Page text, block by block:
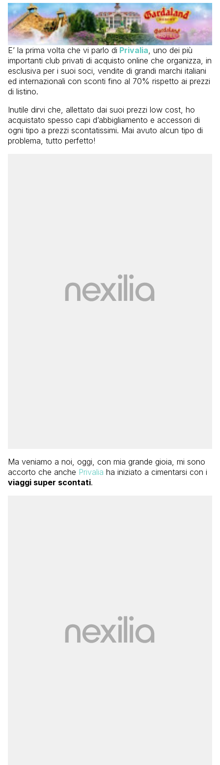
E’ la prima volta che vi parlo di Privalia , uno dei più
importanti club privati di acquisto online che organizza, in
esclusiva per i suoi soci, vendite di grandi marchi italiani
ed internazionali con sconti fino al 70% rispetto ai prezzi
di listino.
Inutile dirvi che, allettato dai suoi prezzi low cost, ho
acquistato spesso capi d’abbigliamento e accessori di
ogni tipo a prezzi scontatissimi. Mai avuto alcun tipo di
problema, tutto perfetto!
Ma veniamo a noi, oggi, con mia grande gioia, mi sono
accorto che anche Privalia ha iniziato a cimentarsi con i
viaggi super scontati.